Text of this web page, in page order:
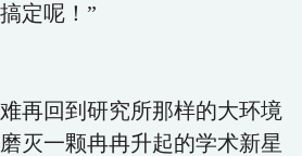
定呢！”
再回到研究所那样的大环境
灭一颗冉冉升起的学术新星